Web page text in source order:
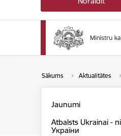
Sākums Aktualitātes
Jaunumi
Atbalsts Ukrainai -
України